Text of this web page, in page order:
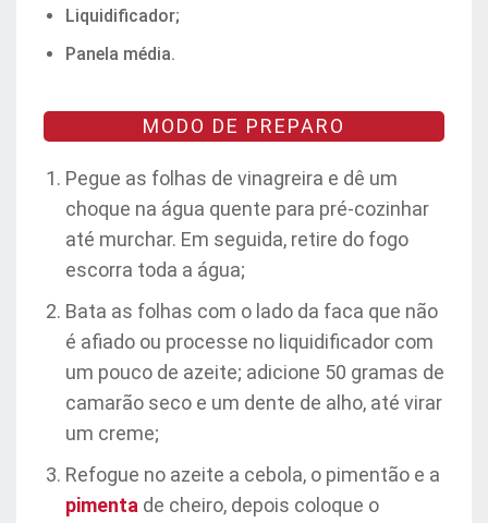
Liquidificador;
Panela média.
MODO DE PREPARO
Pegue as folhas de vinagreira e dê um
choque na água quente para pré-cozinhar
até murchar. Em seguida, retire do fogo
escorra toda a água;
Bata as folhas com o lado da faca que não
é afiado ou processe no liquidificador com
um pouco de azeite; adicione 50 gramas de
camarão seco e um dente de alho, até virar
um creme;
Refogue no azeite a cebola, o pimentão e a
pimenta de cheiro, depois coloque o